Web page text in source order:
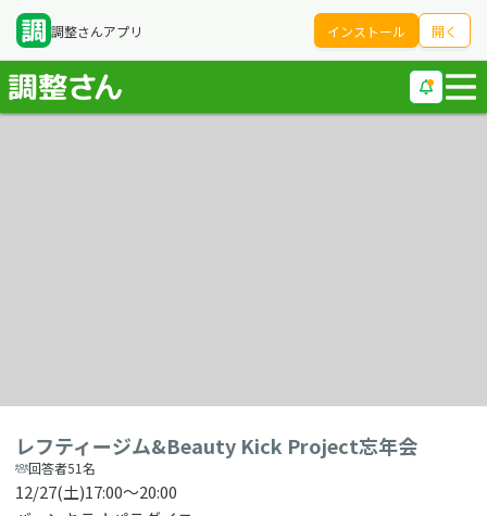
調整さんアプリ インストール 開く
レフティージム&Beauty Kick Project忘年会
回答者51名
12/27(土)17:00〜20:00